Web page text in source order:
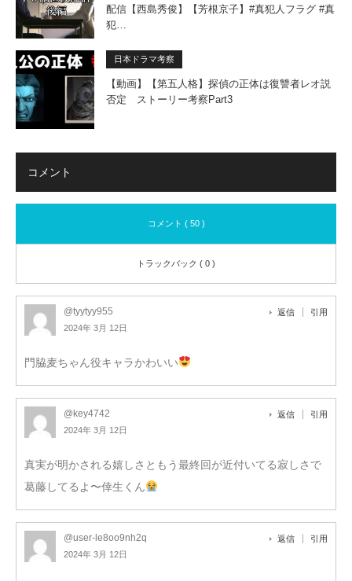
配信【西島秀俊】【芳根京子】#真犯人フラグ #真
犯…
日本ドラマ考察
【動画】【第五人格】探偵の正体は復讐者レオ説
否定 ストーリー考察Part3
コメント
コメント ( 50 )
トラックバック ( 0 )
@tyytyy955
2024年 3月 12日
返信 引用
門脇麦ちゃん役キャラかわいい
@key4742
2024年 3月 12日
返信 引用
真実が明かされる嬉しさともう最終回が近付いてる寂しさで
葛藤してるよ〜倖生くん
@user-le8oo9nh2q
2024年 3月 12日
返信 引用